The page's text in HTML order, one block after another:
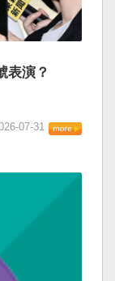
表演？
07-31